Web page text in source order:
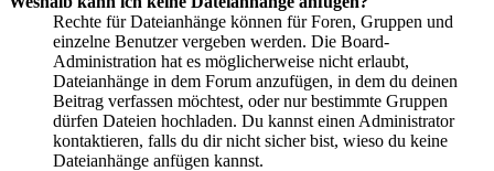
Rechte für Dateianhänge können für Foren, Gruppen und
einzelne Benutzer vergeben werden. Die Board-
Administration hat es möglicherweise nicht erlaubt,
Dateianhänge in dem Forum anzufügen, in dem du deinen
Beitrag verfassen möchtest, oder nur bestimmte Gruppen
dürfen Dateien hochladen. Du kannst einen Administrator
kontaktieren, falls du dir nicht sicher bist, wieso du keine
Dateianhänge anfügen kannst.